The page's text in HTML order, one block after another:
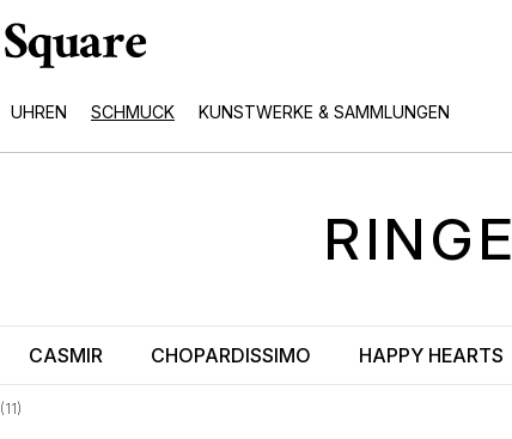
UHREN SCHMUCK KUNSTWERKE & SAMMLUNGEN
(11)
RINGE
CASMIR CHOPARDISSIMO HAPPY HEARTS